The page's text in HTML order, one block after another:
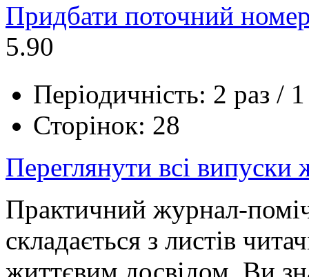
Придбати поточний
5.90
Періодичність: 2 раз /
Сторінок: 28
Переглянути всі випуски
Практичний журнал-
складається з листів